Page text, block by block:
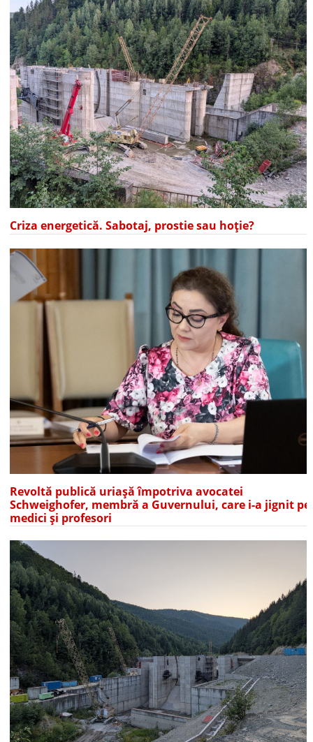
Criza energetică. Sabotaj, prostie sau hoție?
Revoltă publică uriașă împotriva avocatei
Schweighofer, membră a Guvernului, care i-a jignit pe
medici și profesori